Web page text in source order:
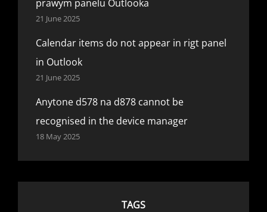
prawym panelu Outlooka
21 June 2025
Calendar items do not appear in rigt panel
in Outlook
21 June 2025
Anytone d578 na d878 cannot be
recognised in the device manager
18 May 2025
TAGS